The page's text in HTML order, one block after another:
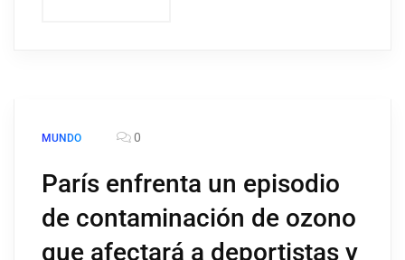
MUNDO 0
París enfrenta un episodio
de contaminación de ozono
que afectará a deportistas y